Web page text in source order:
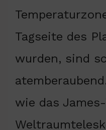
Tagseite des
wurden, sind
wie das